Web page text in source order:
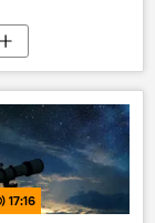
17:16